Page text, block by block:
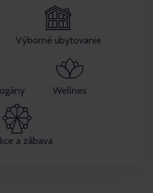
Výborné ubytovanie
Wellnes
a zábava